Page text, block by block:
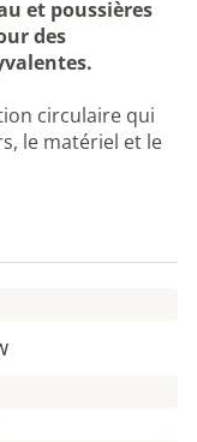
et poussières
des
circulaire qui
le matériel et le